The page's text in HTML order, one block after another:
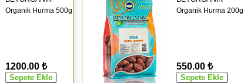
Organik Hurma 500g
1200.00 ₺
Organik Hurma 200g
550.00 ₺